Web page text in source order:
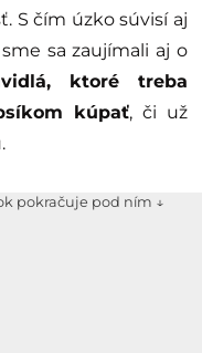
S čím úzko súvisí aj
sa zaujímali aj o
ktoré treba
kúpať, či už
pokračuje pod ním ↓